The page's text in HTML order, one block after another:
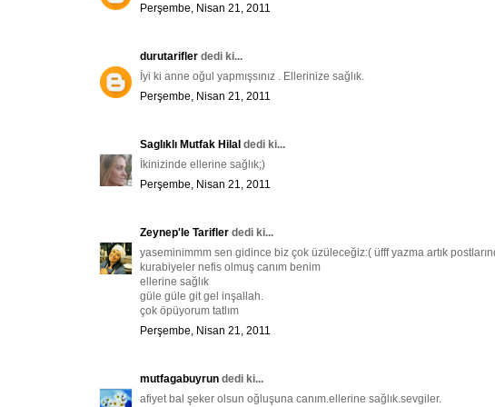
Perşembe, Nisan 21, 2011
durutarifler dedi ki...
İyi ki anne oğul yapmışsınız . Ellerinize sağlık.
Perşembe, Nisan 21, 2011
Saglıklı Mutfak Hilal dedi ki...
İkinizinde ellerine sağlık;)
Perşembe, Nisan 21, 2011
Zeynep'le Tarifler dedi ki...
yaseminimmm sen gidince biz çok üzüleceğiz:( üfff yazma artık
kurabiyeler nefis olmuş canım benim
ellerine sağlık
güle güle git gel inşallah.
çok öpüyorum tatlım
Perşembe, Nisan 21, 2011
mutfagabuyrun dedi ki...
afiyet bal şeker olsun oğluşuna canım.ellerine sağlık.sevgiler.